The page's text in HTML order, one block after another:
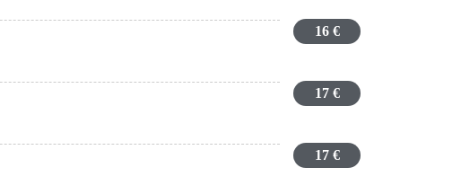
16 €
17 €
17 €